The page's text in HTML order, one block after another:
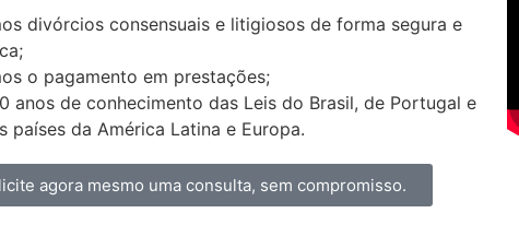
divórcios consensuais e litigiosos de forma segura e
o pagamento em prestações;
anos de conhecimento das Leis do Brasil, de Portugal e
países da América Latina e Europa.
agora mesmo uma consulta, sem compromisso.